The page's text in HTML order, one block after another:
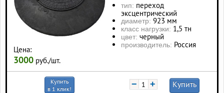
Цена:
3000 руб./шт.
тип: переход
эксцентрический
диаметр: 923 мм
класс нагрузки: 1,5 тн
цвет: черный
производитель: Россия
Купить
в 1 клик!
− + Купить